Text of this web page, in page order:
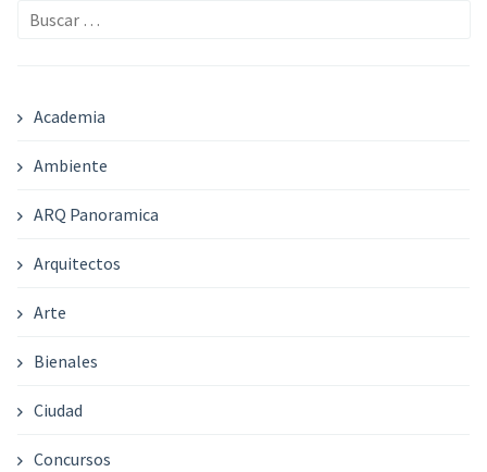
Buscar:
Academia
Ambiente
ARQ Panoramica
Arquitectos
Arte
Bienales
Ciudad
Concursos